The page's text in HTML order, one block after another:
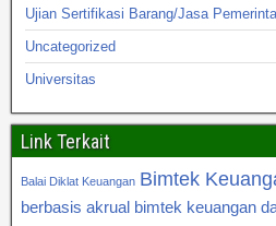
Ujian Sertifikasi Barang/Jasa
Uncategorized
Universitas
Link Terkait
Balai Diklat Keuangan Bimtek
berbasis akrual bimtek keuangan